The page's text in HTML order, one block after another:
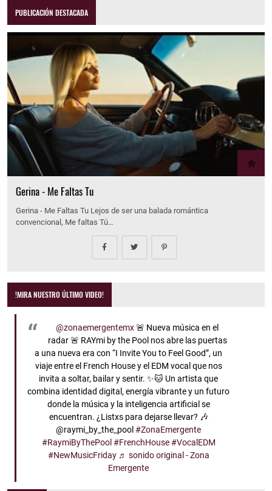
PUBLICACIÓN DESTACADA
Gerina - Me Faltas Tu
Gerina - Me Faltas Tu Lejos de ser una balada romántica
convencional, Me faltas Tú…
!MIRA NUESTRO ÚLTIMO VIDEO!
@zonaemergentemx🚨 Nueva música en el
radar 🚨 RAYmi by the Pool nos abre las puertas
a una nueva era con “I Invite You to Feel Good”, un
viaje entre el French House y el EDM vocal que nos
invita a soltar, bailar y sentir. ✨🐱 Un artista que
combina identidad digital, energía vibrante y un futuro
donde la música y la inteligencia artificial se
encuentran. ¿Listxs para dejarse llevar? 🎶
@raymi_by_the_pool#ZonaEmergente
#RaymiByThePool #FrenchHouse #VocalEDM
#NewMusicFriday ♬ sonido original - Zona
Emergente